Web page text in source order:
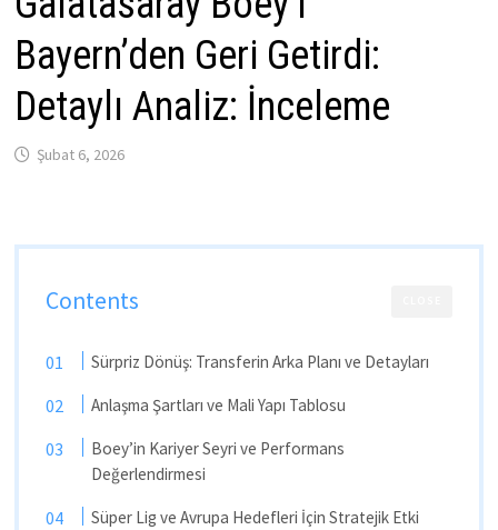
Bayern’den Geri Getirdi:
Detaylı Analiz: İnceleme
Şubat 6, 2026
Contents
Sürpriz Dönüş: Transferin Arka Planı ve Detayları
Anlaşma Şartları ve Mali Yapı Tablosu
Boey’in Kariyer Seyri ve Performans
Değerlendirmesi
Süper Lig ve Avrupa Hedefleri İçin Stratejik Etki